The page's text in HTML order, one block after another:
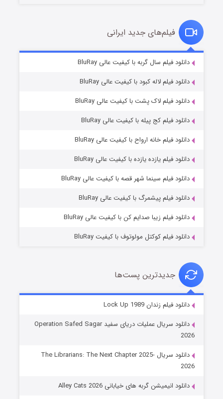
قسمت۶ (زیرنویس) منتشر شد
شوهر
فیلم‌های جدید ایرانی
دانلود فیلم سال گربه با کیفیت عالی BluRay
دانلود فیلم لاله کبود با کیفیت عالی BluRay
دانلود فیلم لاک پشت با کیفیت عالی BluRay
دانلود فیلم کج‌ پیله با کیفیت عالی BluRay
دانلود فیلم خانه ارواح با کیفیت عالی BluRay
دانلود فیلم یازده یازده با کیفیت عالی BluRay
دانلود فیلم سینما شهر قصه با کیفیت عالی BluRay
دانلود فیلم پیشمرگ با کیفیت عالی BluRay
دانلود فیلم زیبا صدایم کن با کیفیت عالی BluRay
دانلود فیلم کوکتل مولوتوف با کیفیت BluRay
جدیدترین پست‌ها
دانلود فیلم زندان Lock Up 1989
دانلود سریال عملیات دریای سفید Operation Safed Sagar
2026
دانلود سریال The Librarians: The Next Chapter 2025-
2026
دانلود انیمیشن گربه های خیابانی Alley Cats 2026